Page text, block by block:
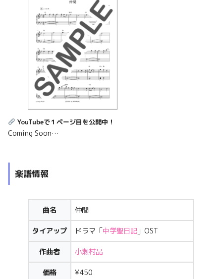
YouTubeで１ページ目を公開中！
Coming Soon…
楽譜情報
曲名 仲間
タイアップ ドラマ「中学聖日記 」OST
作曲者 小瀬村晶
価格 ¥450